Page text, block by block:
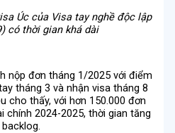
Úc của Visa tay nghề độc lập
có thời gian khá dài
nộp đơn tháng 1/2025 với điểm
tháng 3 và nhận visa tháng 8
cho thấy, với hơn 150.000 đơn
chính 2024-2025, thời gian tăng